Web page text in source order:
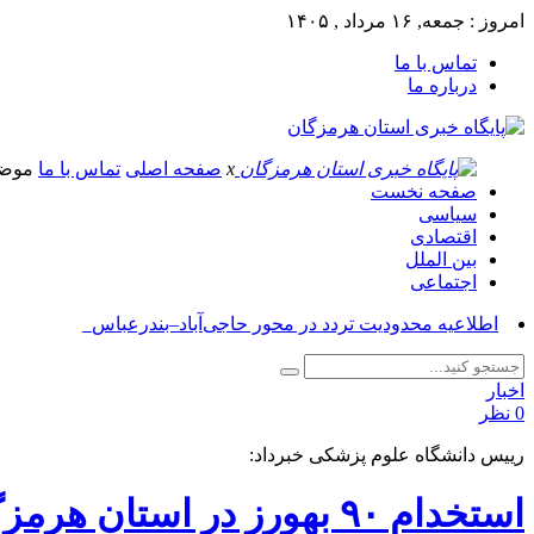
امروز : جمعه, ۱۶ مرداد , ۱۴۰۵
تماس با ما
درباره ما
x صفحه اصلی تماس با ما
صفحه نخست
سیاسی
اقتصادی
بین الملل
اجتماعی
آسوش_
اخبار
0 نظر
رییس دانشگاه علوم پزشکی خبرداد:
استخدام ۹۰ بهورز در استان هرمزگان